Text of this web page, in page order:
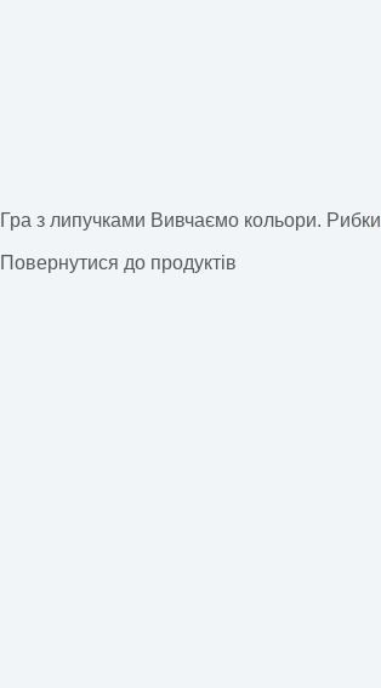
Гра з липучками Вивчаємо кольори. Рибки
Повернутися до продуктів